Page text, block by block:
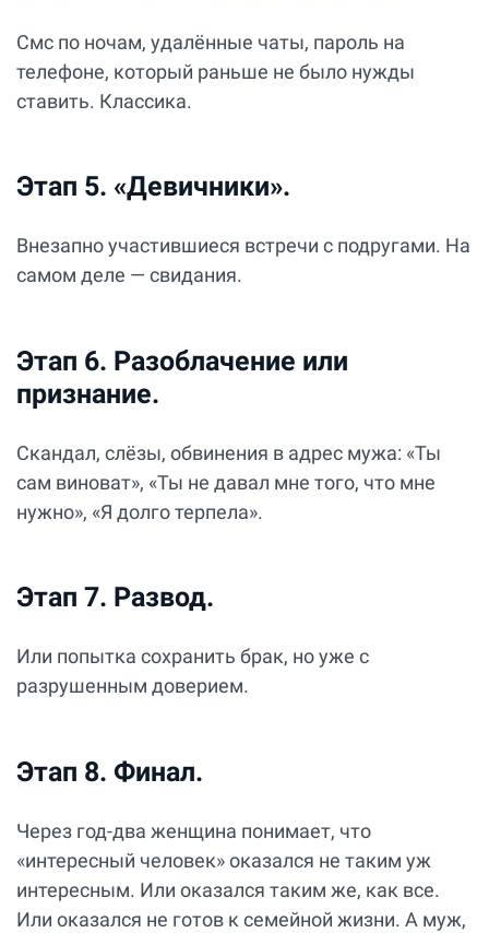
Смс по ночам, удалённые чаты, пароль на
телефоне, который раньше не было нужды
ставить. Классика.
Этап 5. «Девичники».
Внезапно участившиеся встречи с подругами. На
самом деле — свидания.
Этап 6. Разоблачение или
признание.
Скандал, слёзы, обвинения в адрес мужа: «Ты
сам виноват», «Ты не давал мне того, что мне
нужно», «Я долго терпела».
Этап 7. Развод.
Или попытка сохранить брак, но уже с
разрушенным доверием.
Этап 8. Финал.
Через год-два женщина понимает, что
«интересный человек» оказался не таким уж
интересным. Или оказался таким же, как все.
Или оказался не готов к семейной жизни. А муж,